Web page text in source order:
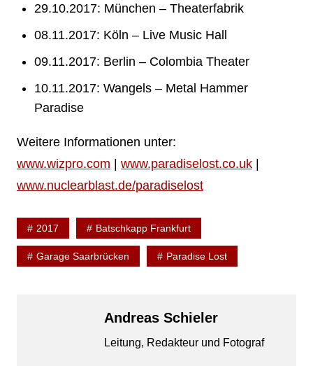
29.10.2017: München – Theaterfabrik
08.11.2017: Köln – Live Music Hall
09.11.2017: Berlin – Colombia Theater
10.11.2017: Wangels – Metal Hammer
Paradise
Weitere Informationen unter:
www.wizpro.com | www.paradiselost.co.uk|
www.nuclearblast.de/paradiselost
2017 Batschkapp Frankfurt
Garage Saarbrücken Paradise Lost
Andreas Schieler
Leitung, Redakteur und Fotograf